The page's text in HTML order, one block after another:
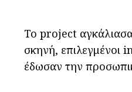
Το project
σκηνή, επιλεγμένοι
έδωσαν την